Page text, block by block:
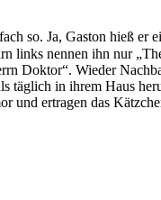
so. Ja, Gaston hieß er
links nennen ihn nur
Doktor“. Wieder
täglich in ihrem Haus
und ertragen das